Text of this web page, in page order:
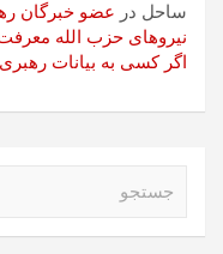
ساحل در عضو خبرگان
نیروهای حزب الله
اگر کسی به بیانات